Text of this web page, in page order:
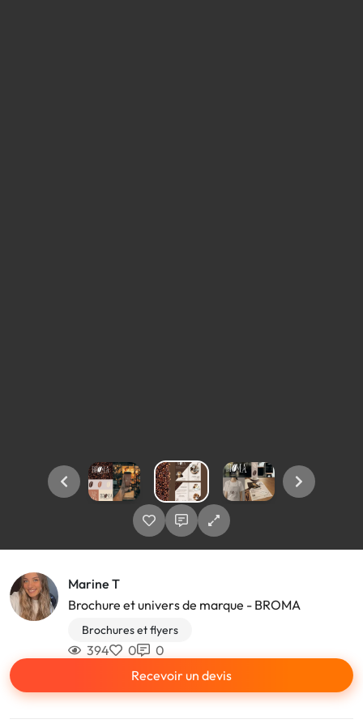
Marine T
Brochure et univers de marque - BROMA
Brochures et flyers
394 0
0
Recevoir un devis